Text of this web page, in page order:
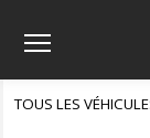
TOUS LES